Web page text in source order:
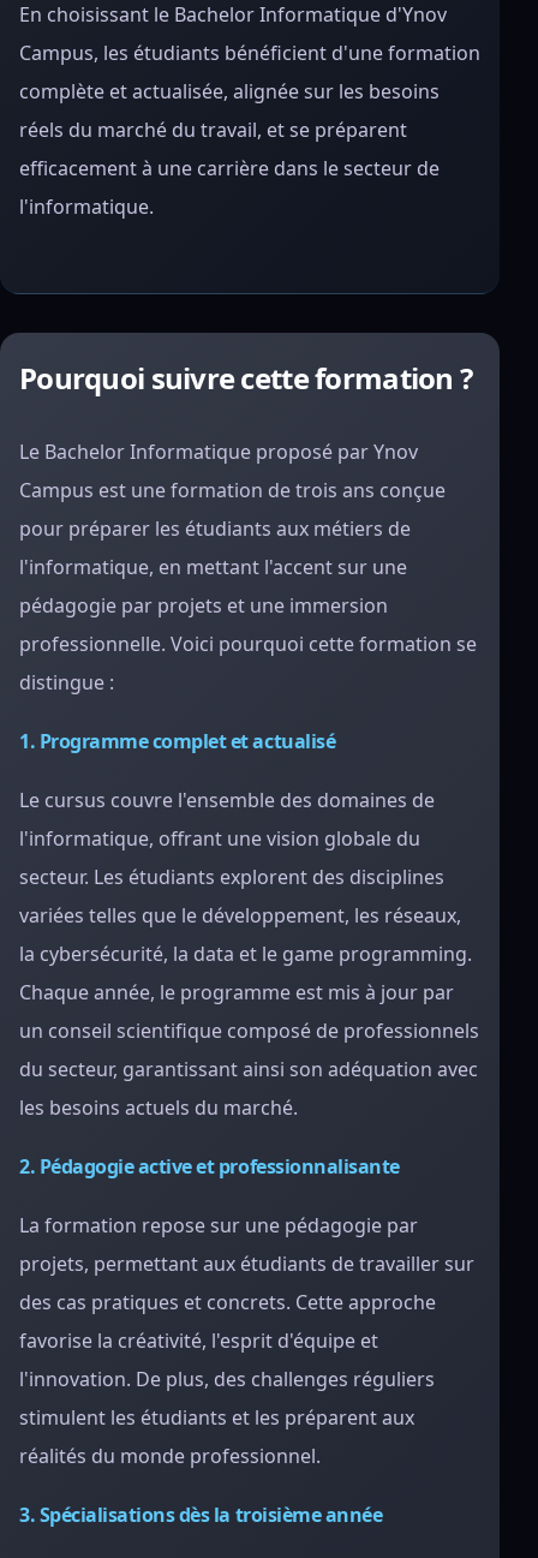
En choisissant le Bachelor Informatique d'Ynov
Campus, les étudiants bénéficient d'une formation
complète et actualisée, alignée sur les besoins
réels du marché du travail, et se préparent
efficacement à une carrière dans le secteur de
l'informatique.
Pourquoi suivre cette formation ?
Le Bachelor Informatique proposé par Ynov
Campus est une formation de trois ans conçue
pour préparer les étudiants aux métiers de
l'informatique, en mettant l'accent sur une
pédagogie par projets et une immersion
professionnelle. Voici pourquoi cette formation se
distingue :
1. Programme complet et actualisé
Le cursus couvre l'ensemble des domaines de
l'informatique, offrant une vision globale du
secteur. Les étudiants explorent des disciplines
variées telles que le développement, les réseaux,
la cybersécurité, la data et le game programming.
Chaque année, le programme est mis à jour par
un conseil scientifique composé de professionnels
du secteur, garantissant ainsi son adéquation avec
les besoins actuels du marché.
2. Pédagogie active et professionnalisante
La formation repose sur une pédagogie par
projets, permettant aux étudiants de travailler sur
des cas pratiques et concrets. Cette approche
favorise la créativité, l'esprit d'équipe et
l'innovation. De plus, des challenges réguliers
stimulent les étudiants et les préparent aux
réalités du monde professionnel.
3. Spécialisations dès la troisième année